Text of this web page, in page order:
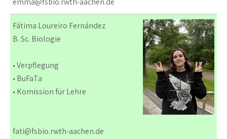
Fátima Loureiro Fernández
B. Sc. Biologie
• Verpflegung
• BuFaTa
• Komission für Lehre
fati@fsbio.rwth-aachen.de